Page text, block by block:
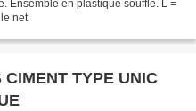
Ensemble en plastique soufflé. L =
net
TYPE UNIC